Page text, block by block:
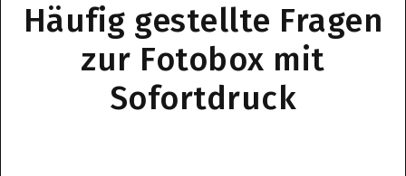
Häufig gestellte Fragen
zur Fotobox mit
Sofortdruck